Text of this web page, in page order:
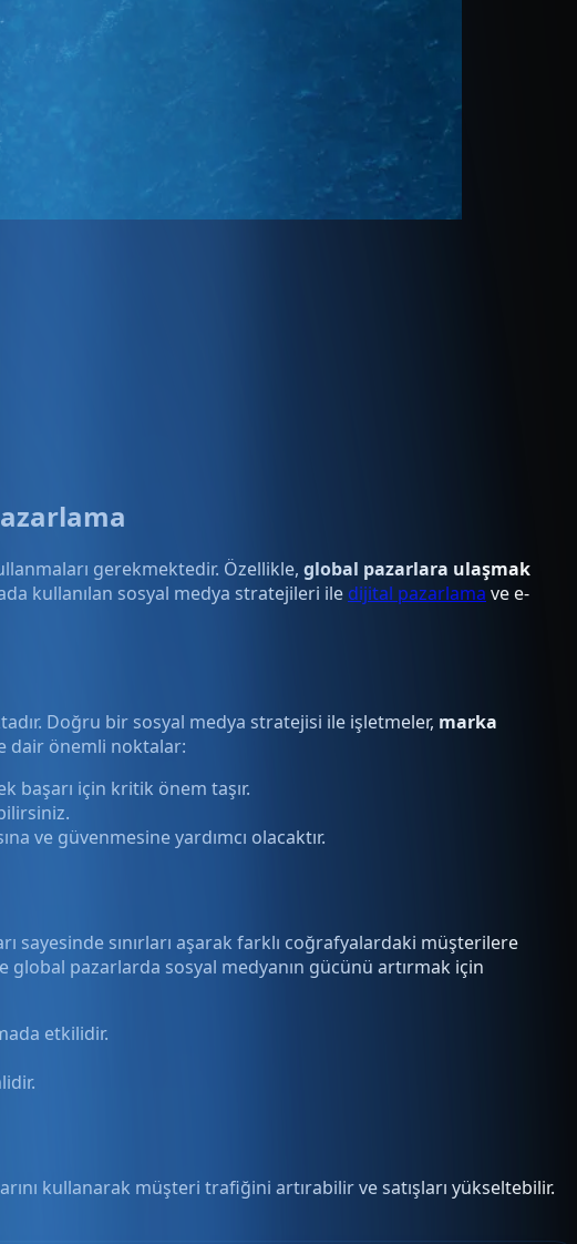
gerekmektedir. Özellikle, global pazarlara ulaşmak
kullanılan sosyal medya stratejileri ile dijital pazarlama ve e-
Doğru bir sosyal medya stratejisi ile işletmeler, marka
dair önemli noktalar:
başarı için kritik önem taşır.
ve güvenmesine yardımcı olacaktır.
sayesinde sınırları aşarak farklı coğrafyalardaki müşterilere
pazarlarda sosyal medyanın gücünü artırmak için
etkilidir.
kullanarak müşteri trafiğini artırabilir ve satışları yükseltebilir.